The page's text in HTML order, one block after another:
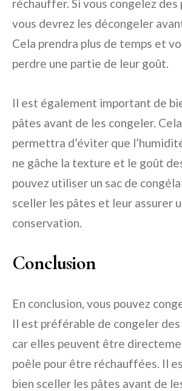
réchauffer. Si vous congelez
vous devrez les décongeler
Cela prendra plus de temps et
perdre une partie de leur goût.
Il est également important de
pâtes avant de les congeler.
permettra d’éviter que
ne gâche la texture et le goût
pouvez utiliser un sac de
sceller les pâtes et leur assurer
conservation.
Conclusion
En conclusion, vous pouvez
Il est préférable de congeler
car elles peuvent être
poêle pour être réchauffées. Il
bien sceller les pâtes avant de